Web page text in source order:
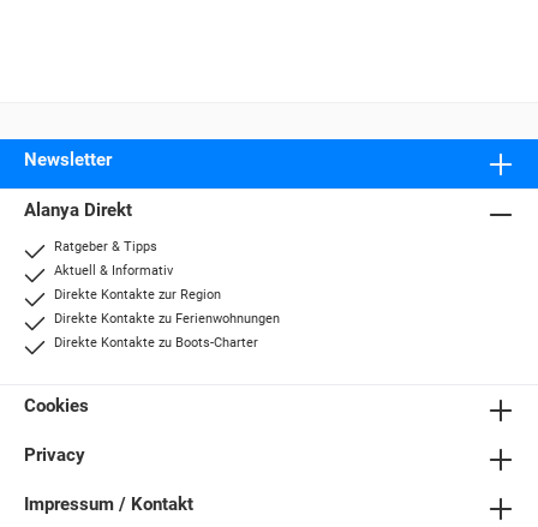
Newsletter
Alanya Direkt
Ratgeber & Tipps
Aktuell & Informativ
Direkte Kontakte zur Region
Direkte Kontakte zu Ferienwohnungen
Direkte Kontakte zu Boots-Charter
Cookies
Privacy
Impressum / Kontakt